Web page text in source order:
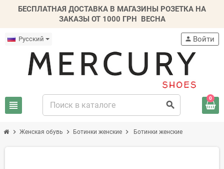
БЕСПЛАТНАЯ ДОСТАВКА В МАГАЗИНЫ РОЗЕТКА НА
ЗАКАЗЫ ОТ 1000 ГРН ВЕСНА
Русский
view_headline search
person Войти
0
chevron_right Женская обувь chevron_right Ботинки женские chevron_right Ботинки женские